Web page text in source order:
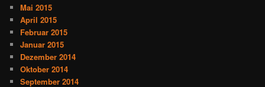
Mai 2015
April 2015
Februar 2015
Januar 2015
Dezember 2014
Oktober 2014
September 2014